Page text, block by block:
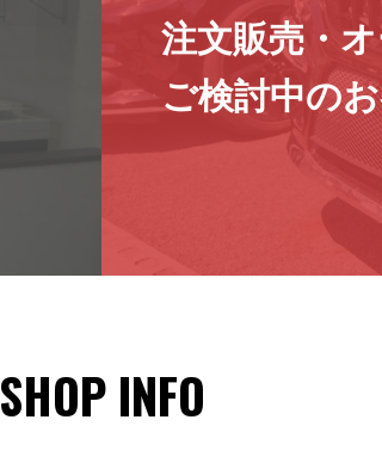
注文販売・
ご検討中の
SHOP INFO